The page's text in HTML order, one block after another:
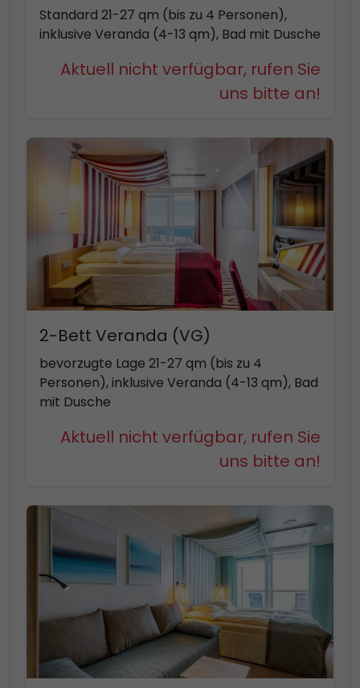
Standard 21-27 qm (bis zu 4 Personen),
inklusive Veranda (4-13 qm), Bad mit Dusche
Aktuell nicht verfügbar, rufen Sie
uns bitte an!
2-Bett Veranda (VG)
bevorzugte Lage 21-27 qm (bis zu 4
Personen), inklusive Veranda (4-13 qm), Bad
mit Dusche
Aktuell nicht verfügbar, rufen Sie
uns bitte an!